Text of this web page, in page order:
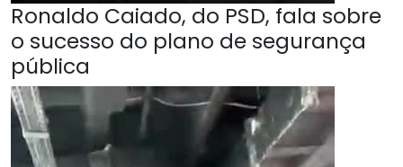
Ronaldo Caiado, do PSD, fala sobre
o sucesso do plano de segurança
pública